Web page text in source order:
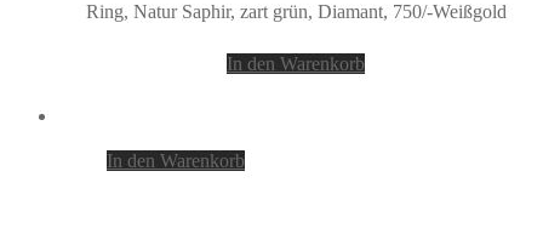
Ring, Natur Saphir, zart grün, Diamant, 750/-Weißgold
In den Warenkorb
In den Warenkorb